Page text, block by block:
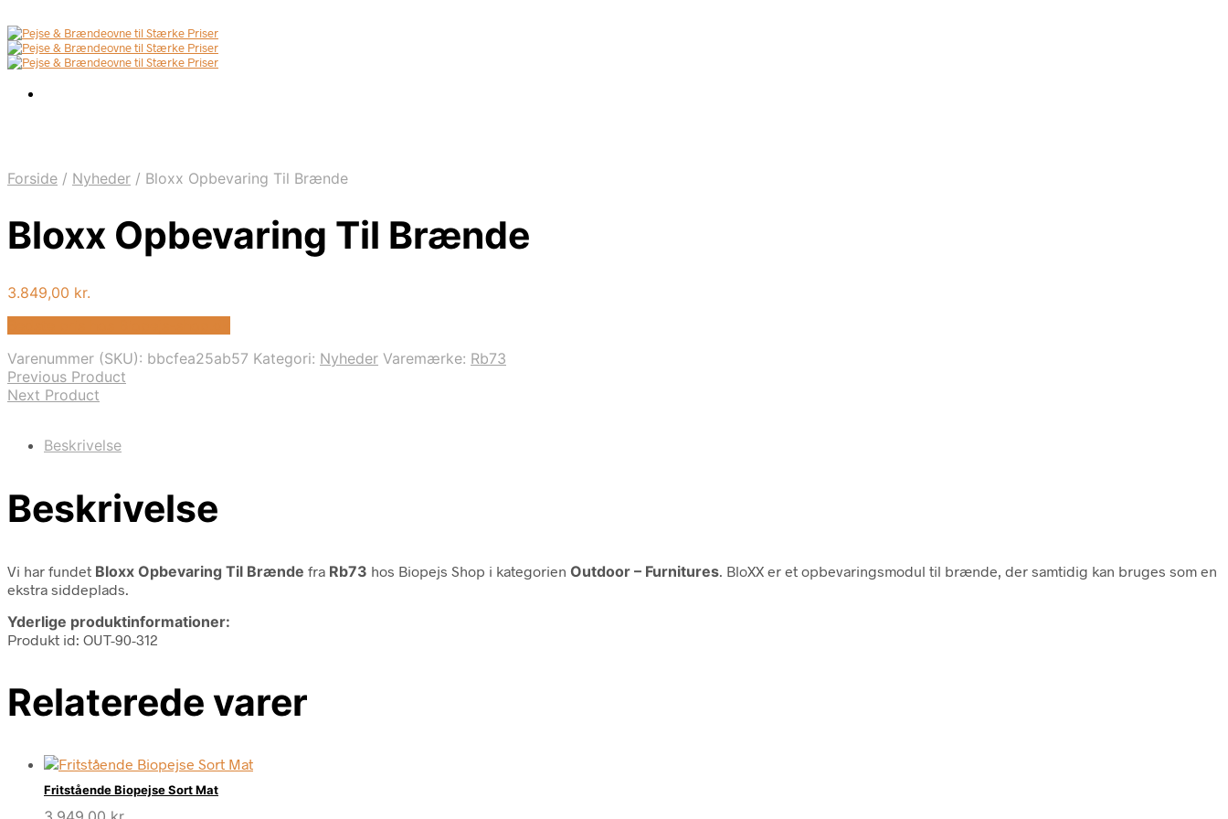
Forside / Nyheder / Bloxx Opbevaring Til Brænde
Bloxx Opbevaring Til Brænde
3.849,00 kr.
Varenummer (SKU): bbcfea25ab57 Kategori: Nyheder Varemærke: Rb73
Previous Product
Next Product
Beskrivelse
Beskrivelse
Vi har fundet Bloxx Opbevaring Til Brænde fra Rb73 hos Biopejs Shop i kategorien Outdoor – Furnitures . BloXX er et opbevaringsmodul til brænde, der samtidig kan bruges som en
ekstra siddeplads.
Yderlige produktinformationer:
Produkt id: OUT-90-312
Relaterede varer
Fritstående Biopejse Sort Mat